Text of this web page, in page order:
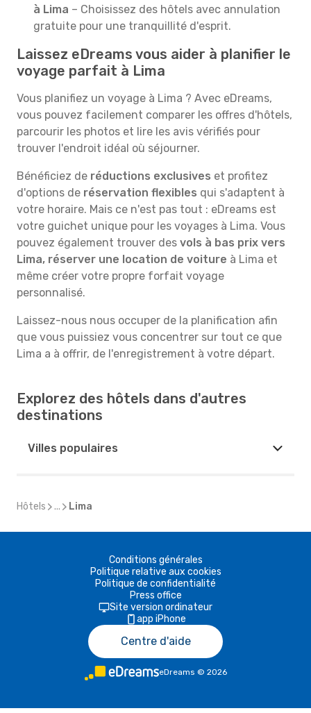
à Lima – Choisissez des hôtels avec annulation
gratuite pour une tranquillité d'esprit.
Laissez eDreams vous aider à planifier le
voyage parfait à Lima
Vous planifiez un voyage à Lima ? Avec eDreams,
vous pouvez facilement comparer les offres d'hôtels,
parcourir les photos et lire les avis vérifiés pour
trouver l'endroit idéal où séjourner.
Bénéficiez de réductions exclusives et profitez
d'options de réservation flexibles qui s'adaptent à
votre horaire. Mais ce n'est pas tout : eDreams est
votre guichet unique pour les voyages à Lima. Vous
pouvez également trouver des vols à bas prix vers
Lima, réserver une location de voiture à Lima et
même créer votre propre forfait voyage
personnalisé.
Laissez-nous nous occuper de la planification afin
que vous puissiez vous concentrer sur tout ce que
Lima a à offrir, de l'enregistrement à votre départ.
Explorez des hôtels dans d'autres
destinations
Villes populaires
Hôtels ... Lima
Conditions générales
Politique relative aux cookies
Politique de confidentialité
Press office
Site version ordinateur
app iPhone
Centre d'aide
eDreams © 2026